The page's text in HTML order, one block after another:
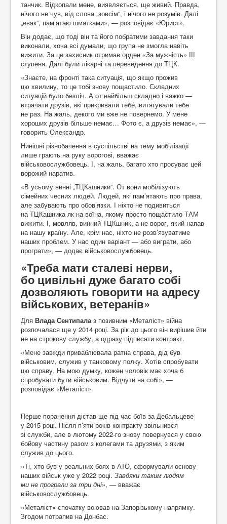
танчик. Відкопали мене, виявляється, ще живий. Правда,
нічого не чув, від слова „зовсім“, і нічого не розумів. Далі
„евак“, пам’ятаю шматками», — розповідає «Юрист».
Він додає, що тоді він та його побратими завдання таки
виконали, хоча всі думали, що група не змогла навіть
вижити. За це захисник отримав орден «За мужність» ІІІ
ступеня. Далі були лікарні та переведення до ТЦК.
«Знаєте, на фронті така ситуація, що якщо прожив
цю хвилину, то це тобі знову пощастило. Складних
ситуацій було безліч. А от найбільш складно і важко —
втрачати друзів, які прикривали тебе, витягували тебе
не раз. На жаль, декого ми вже не повернемо. У мене
хороших друзів більше немає… Фото є, а друзів немає», —
говорить Олександр.
Нинішні різнобачення в суспільстві на тему мобілізації
лише грають на руку ворогові, вважає
військовослужбовець. І, на жаль, багато хто просуває цей
ворожий наратив.
«В усьому винні „ТЦКашники“. От вони мобілізують
сімейних чесних людей. Людей, які пам’ятають про права,
але забувають про обов’язки. І ніхто не подивиться
на ТЦКашника як на воїна, якому просто пощастило ТАМ
вижити. І, мовляв, винний ТЦКшник, а не ворог, який напав
на нашу країну. Але, крім нас, ніхто не розв’язуватиме
наших проблем. У нас один варіант — або виграти, або
програти», — додає військовослужбовець.
«Треба мати сталеві нерви,
бо цивільні дуже багато собі
дозволяють говорити на адресу
військових, ветеранів»
Для Влада Сентипалаз позивним «Металіст» війна
розпочалася ще у 2014 році. За рік до цього він вирішив йти
не на строкову службу, а одразу підписати контракт.
«Мене завжди приваблювала ратна справа, дід був
військовим, служив у танковому полку. Хотів спробувати
цю справу. На мою думку, кожен чоловік має хоча б
спробувати бути військовим. Відчути на собі», —
розповідає «Металіст».
Перше поранення дістав ще під час боїв за Дебальцеве
у 2015 році. Після п’яти років контракту звільнився
зі служби, але в лютому 2022-го знову повернувся у свою
бойову частину разом з колегами та друзями, з яким
служив до цього.
«Ті, хто був у реальних боях в АТО, сформували основу
наших військ уже у 2022 році. Завдяки таким людям
ми не програли за три дні», — вважає
військовослужбовець.
«Металіст» спочатку воював на Запорізькому напрямку.
Згодом потрапив на Донбас.